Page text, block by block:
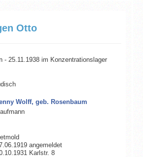
Otto
- 25.11.1938 im Konzentrationslager
Wolff, geb. Rosenbaum
angemeldet
Karlstr. 8